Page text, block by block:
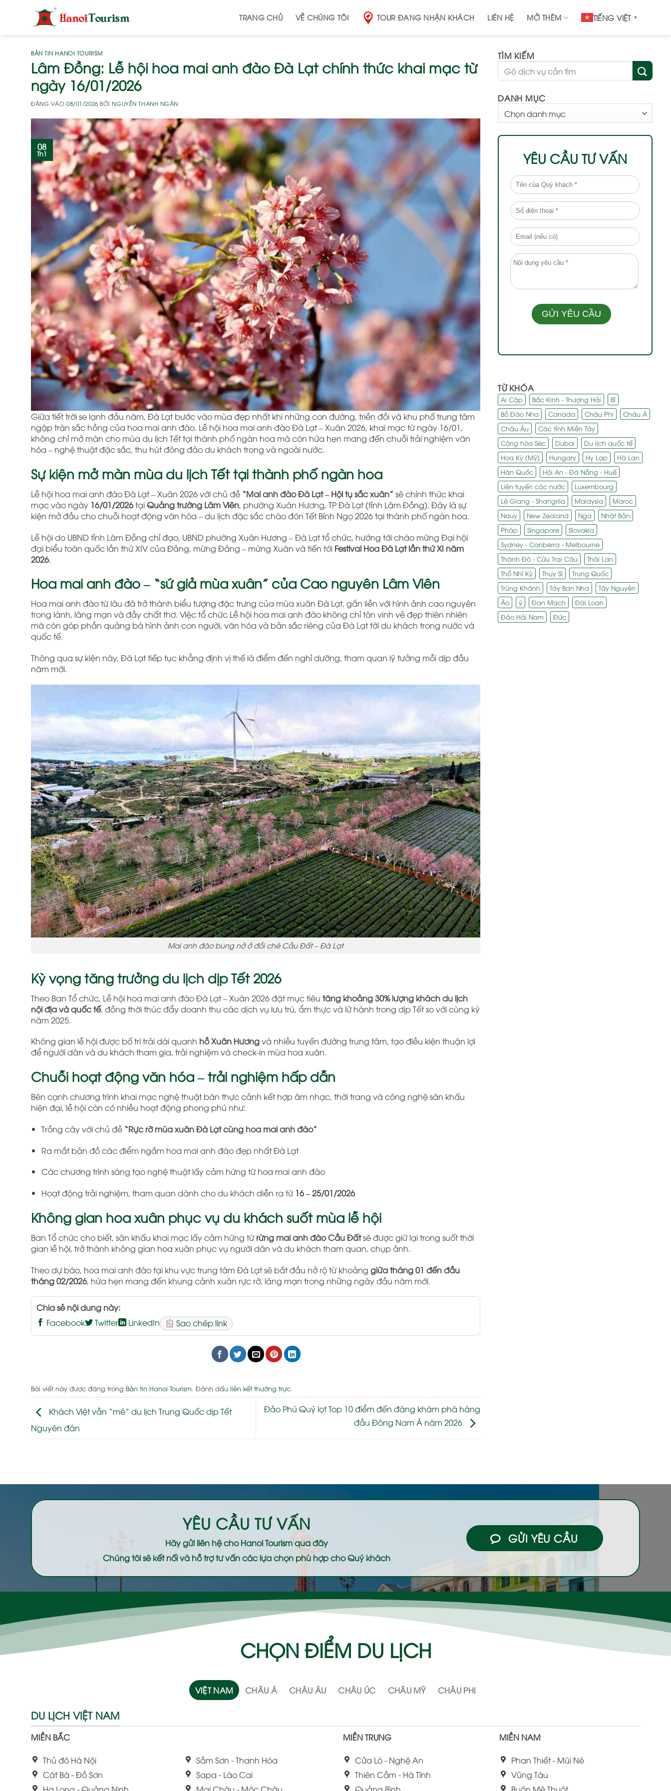
TRANG CHỦ VỀ CHÚNG TÔI TOUR ĐANG NHẬN KHÁCH LIÊN HỆ MỞ THÊM TIẾNG VIỆT ▼
BẢN TIN HANOI TOURISM
Lâm Đồng: Lễ hội hoa mai anh đào Đà Lạt chính thức khai mạc từ
ngày 16/01/2026
ĐĂNG VÀO08/01/2026 BỞINGUYỄN THANH NGÂN
08
Th1
Giữa tiết trời se lạnh đầu năm, Đà Lạt bước vào mùa đẹp nhất khi những con đường, triền đồi và khu phố trung tâm
ngập tràn sắc hồng của hoa mai anh đào. Lễ hội hoa mai anh đào Đà Lạt – Xuân 2026, khai mạc từ ngày 16/01,
không chỉ mở màn cho mùa du lịch Tết tại thành phố ngàn hoa mà còn hứa hẹn mang đến chuỗi trải nghiệm văn
hóa – nghệ thuật đặc sắc, thu hút đông đảo du khách trong và ngoài nước.
Sự kiện mở màn mùa du lịch Tết tại thành phố ngàn hoa
Lễ hội hoa mai anh đào Đà Lạt – Xuân 2026 với chủ đề “Mai anh đào Đà Lạt – Hội tụ sắc xuân” sẽ chính thức khai
mạc vào ngày 16/01/2026tạiQuảng trường Lâm Viên, phường Xuân Hương, TP Đà Lạt (tỉnh Lâm Đồng). Đây là sự
kiện mở đầu cho chuỗi hoạt động văn hóa – du lịch đặc sắc chào đón Tết Bính Ngọ 2026 tại thành phố ngàn hoa.
Lễ hội do UBND tỉnh Lâm Đồng chỉ đạo, UBND phường Xuân Hương – Đà Lạt tổ chức, hướng tới chào mừng Đại hội
đại biểu toàn quốc lần thứ XIV của Đảng, mừng Đảng – mừng Xuân và tiến tới Festival Hoa Đà Lạt lần thứ XI năm
2026.
Hoa mai anh đào – “sứ giả mùa xuân” của Cao nguyên Lâm Viên
Hoa mai anh đào từ lâu đã trở thành biểu tượng đặc trưng của mùa xuân Đà Lạt, gắn liền với hình ảnh cao nguyên
trong lành, lãng mạn và đầy chất thơ. Việc tổ chức Lễ hội hoa mai anh đào không chỉ tôn vinh vẻ đẹp thiên nhiên
mà còn góp phần quảng bá hình ảnh con người, văn hóa và bản sắc riêng của Đà Lạt tới du khách trong nước và
quốc tế.
Thông qua sự kiện này, Đà Lạt tiếp tục khẳng định vị thế là điểm đến nghỉ dưỡng, tham quan lý tưởng mỗi dịp đầu
năm mới.
Mai anh đào bung nở ở đồi chè Cầu Đất – Đà Lạt
Kỳ vọng tăng trưởng du lịch dịp Tết 2026
Theo Ban Tổ chức, Lễ hội hoa mai anh đào Đà Lạt – Xuân 2026 đặt mục tiêu tăng khoảng 30% lượng khách du lịch
nội địa và quốc tế, đồng thời thúc đẩy doanh thu các dịch vụ lưu trú, ẩm thực và lữ hành trong dịp Tết so với cùng kỳ
năm 2025.
Không gian lễ hội được bố trí trải dài quanh hồ Xuân Hươngvà nhiều tuyến đường trung tâm, tạo điều kiện thuận lợi
để người dân và du khách tham gia, trải nghiệm và check-in mùa hoa xuân.
Chuỗi hoạt động văn hóa – trải nghiệm hấp dẫn
Bên cạnh chương trình khai mạc nghệ thuật bán thực cảnh kết hợp âm nhạc, thời trang và công nghệ sân khấu
hiện đại, lễ hội còn có nhiều hoạt động phong phú như:
Trồng cây với chủ đề “Rực rỡ mùa xuân Đà Lạt cùng hoa mai anh đào”
Ra mắt bản đồ các điểm ngắm hoa mai anh đào đẹp nhất Đà Lạt
Các chương trình sáng tạo nghệ thuật lấy cảm hứng từ hoa mai anh đào
Hoạt động trải nghiệm, tham quan dành cho du khách diễn ra từ 16 – 25/01/2026
Không gian hoa xuân phục vụ du khách suốt mùa lễ hội
Ban Tổ chức cho biết, sân khấu khai mạc lấy cảm hứng từ rừng mai anh đào Cầu Đấtsẽ được giữ lại trong suốt thời
gian lễ hội, trở thành không gian hoa xuân phục vụ người dân và du khách tham quan, chụp ảnh.
Theo dự báo, hoa mai anh đào tại khu vực trung tâm Đà Lạt sẽ bắt đầu nở rộ từ khoảng giữa tháng 01 đến đầu
tháng 02/2026, hứa hẹn mang đến khung cảnh xuân rực rỡ, lãng mạn trong những ngày đầu năm mới.
Chia sẻ nội dung này:
Facebook
Twitter LinkedIn Sao chép link
Bài viết này được đăng trong Bản tin Hanoi Tourism. Đánh dấu liên kết thường trực.
Khách Việt vẫn “mê” du lịch Trung Quốc dịp Tết
Nguyên đán
Đảo Phú Quý lọt Top 10 điểm đến đáng khám phá hàng
đầu Đông Nam Á năm 2026
TÌM KIẾM
DANH MỤC
MỤC
YÊU CẦU TƯ VẤN
TỪ KHÓA
Ai Cập Bắc Kinh - Thượng Hải
Bỉ
Bồ Đào Nha
Canada Châu Phi
Châu Á
Châu Âu
Các tỉnh Miền Tây
Cộng hòa Séc
Dubai
Du lịch quốc tế
Hoa Kỳ (Mỹ)
Hungary Hy Lạp
Hà Lan
Hàn Quốc
Hội An - Đà Nẵng - Huế
Liên tuyến các nước
Luxembourg
Lệ Giang - Shangrila
Malaysia
Maroc
Nauy
New Zealand Nga
Nhật Bản
Pháp
Singapore
Slovakia
Sydney - Canberra - Melbourne
Thành Đô - Cửu Trại Câu
Thái Lan
Thổ Nhĩ Kỳ
Thụy Sĩ
Trung Quốc
Trùng Khánh
Tây Ban Nha
Tây Nguyên
Áo
ý Đan Mạch
Đài Loan
Đảo Hải Nam
Đức
YÊU CẦU TƯ VẤN
Hãy gửi liên hệ choHanoi Tourismqua đây
Chúng tôi sẽ kết nối và hỗ trợ tư vấn các lựa chọn phù hợp cho Quý khách
GỬI YÊU CẦU
CHỌN ĐIỂM DU LỊCH
VIỆT NAM CHÂU Á CHÂU ÂU CHÂU ÚC CHÂU MỸ CHÂU PHI
DU LỊCH VIỆT NAM
MIỀN BẮC
Thủ đô Hà Nội
Cát Bà - Đồ Sơn
Sầm Sơn - Thanh Hóa
Sapa - Lào Cai
MIỀN TRUNG
Cửa Lò - Nghệ An
Thiên Cầm - Hà Tĩnh
MIỀN NAM
Phan Thiết - Mũi Né
Vũng Tàu